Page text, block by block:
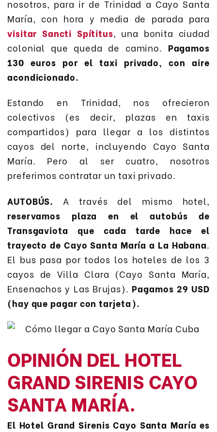
nosotros, para ir de Trinidad a Cayo Santa
María, con hora y media de parada para
visitar Sancti Spítitus, una bonita ciudad
colonial que queda de camino. Pagamos
130 euros por el taxi privado, con aire
acondicionado.
Estando en Trinidad, nos ofrecieron
colectivos (es decir, plazas en taxis
compartidos) para llegar a los distintos
cayos del norte, incluyendo Cayo Santa
María. Pero al ser cuatro, nosotros
preferimos contratar un taxi privado.
AUTOBÚS. A través del mismo hotel,
reservamos plaza en el autobús de
Transgaviota que cada tarde hace el
trayecto de Cayo Santa María a La Habana.
El bus pasa por todos los hoteles de los 3
cayos de Villa Clara (Cayo Santa María,
Ensenachos y Las Brujas). Pagamos 29 USD
(hay que pagar con tarjeta).
OPINIÓN DEL HOTEL
GRAND SIRENIS CAYO
SANTA MARÍA.
El Hotel Grand Sirenis Cayo Santa María es